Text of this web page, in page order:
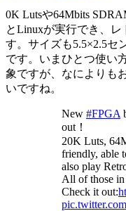
0K Lutsや64Mbits
とLinuxが実行でき、
す。サイズも5.5×2.5セ
です。いまひとつ使い
象ですが、なによりも
いですね。
New #FPGA
out！
20K Luts,
friendly, able
also play
All of those
Check it out: